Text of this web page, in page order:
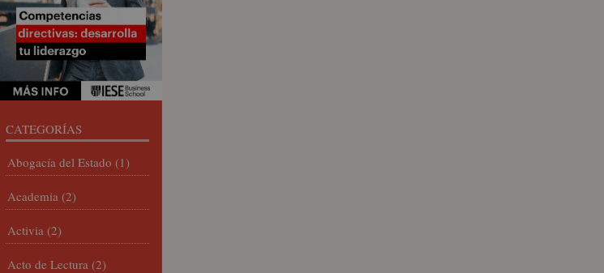
CATEGORÍAS
Abogacía del Estado (1)
Academia (2)
Activia (2)
Acto de Lectura (2)